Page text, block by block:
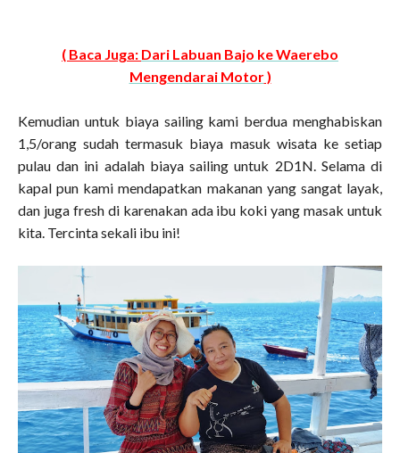
( Baca Juga: Dari Labuan Bajo ke Waerebo
Mengendarai Motor)
Kemudian untuk biaya sailing kami berdua menghabiskan
1,5/orang sudah termasuk biaya masuk wisata ke setiap
pulau dan ini adalah biaya sailing untuk 2D1N. Selama di
kapal pun kami mendapatkan makanan yang sangat layak,
dan juga fresh di karenakan ada ibu koki yang masak untuk
kita. Tercinta sekali ibu ini!